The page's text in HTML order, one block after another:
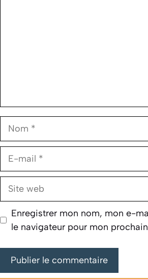
Nom
E-
Site
Enregistrer mon nom, mon e-
le navigateur pour mon